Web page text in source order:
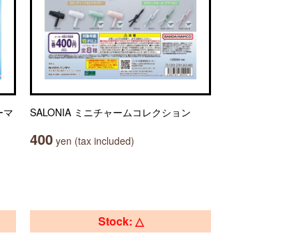
マ
SALONIA ミニチャームコレクション
400 yen (tax included)
Stock: △